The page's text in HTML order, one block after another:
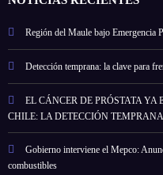
Región del Maule bajo Emergencia
Detección temprana: la clave para
EL CÁNCER DE PRÓSTATA
CHILE: LA DETECCIÓN
Gobierno interviene el Mepco:
combustibles